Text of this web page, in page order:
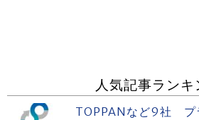
人気記事ランキ
TOPPANなど9社 プ